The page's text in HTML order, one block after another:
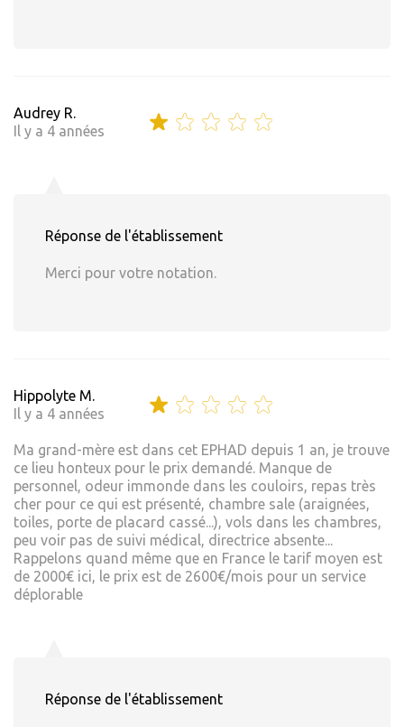
Audrey R.
Il y a 4 années
Réponse de l'établissement
Merci pour votre notation.
Hippolyte M.
Il y a 4 années
Ma grand-mère est dans cet EPHAD depuis 1 an, je trouve
ce lieu honteux pour le prix demandé. Manque de
personnel, odeur immonde dans les couloirs, repas très
cher pour ce qui est présenté, chambre sale (araignées,
toiles, porte de placard cassé...), vols dans les chambres,
peu voir pas de suivi médical, directrice absente...
Rappelons quand même que en France le tarif moyen est
de 2000€ ici, le prix est de 2600€/mois pour un service
déplorable
Réponse de l'établissement